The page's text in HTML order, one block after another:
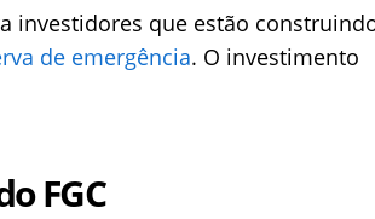
investidores que estão
de emergência. O investimento
FGC